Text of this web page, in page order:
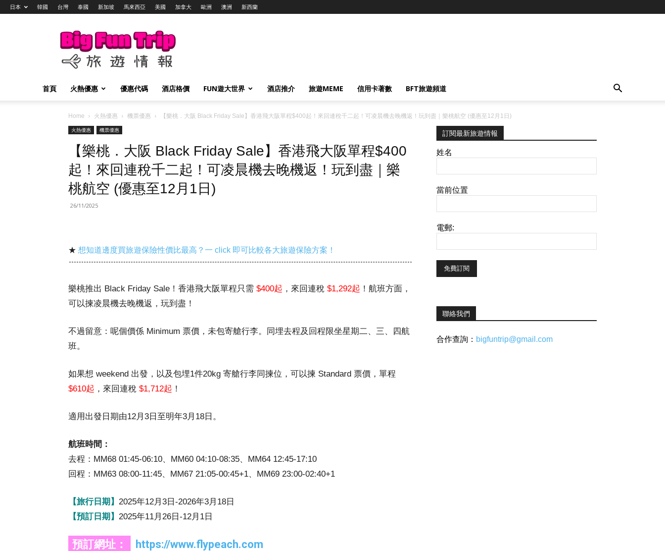
日本 韓國 台灣 泰國 新加坡 馬來西亞 美國 加拿大 歐洲 澳洲 新西蘭
Big
Trip
旅
情
報
首頁 火熱優惠 優惠代碼 酒店格價 FUN遊大世界 酒店推介 旅遊MEME 信用卡著數 BFT旅遊頻道
Home 火熱優惠 機票優惠
【樂桃．大阪 Black Friday Sale】香港飛大阪單程$400起！來回連稅千二起！可凌晨機去晚機返！玩到盡｜樂桃航空 (優惠至12月1日)
火熱優惠
機票優惠
【樂桃．大阪 Black Friday Sale】香港飛大阪單程$400
起！來回連稅千二起！可凌晨機去晚機返！玩到盡｜樂
桃航空 (優惠至12月1日)
26/11/2025
★ 想知道邊度買旅遊保險性價比最高？一 click 即可比較各大旅遊保險方案！
樂桃推出 Black Friday Sale！香港飛大阪單程只需 $400起 ，來回連稅 $1,292起 ！航班方面，
可以揀凌晨機去晚機返，玩到盡！
不過留意：呢個價係 Minimum 票價，未包寄艙行李。同埋去程及回程限坐星期二、三、四航
班。
如果想 weekend 出發，以及包埋1件20kg 寄艙行李同揀位，可以揀 Standard 票價，單程
$610起 ，來回連稅 $1,712起 ！
適用出發日期由12月3日至明年3月18日。
航班時間：
去程：MM68 01:45-06:10、MM60 04:10-08:35、MM64 12:45-17:10
回程：MM63 08:00-11:45、MM67 21:05-00:45+1、MM69 23:00-02:40+1
【旅行日期】 2025年12月3日-2026年3月18日
【預訂日期】 2025年11月26日-12月1日
預訂網址： https://www.flypeach.com
訂閱最新旅遊情報
姓名
當前位置
電郵:
聯絡我們
合作查詢： bigfuntrip@gmail.com